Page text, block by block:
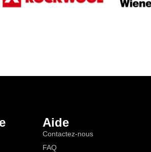
Aide
Contactez-nous
FAQ